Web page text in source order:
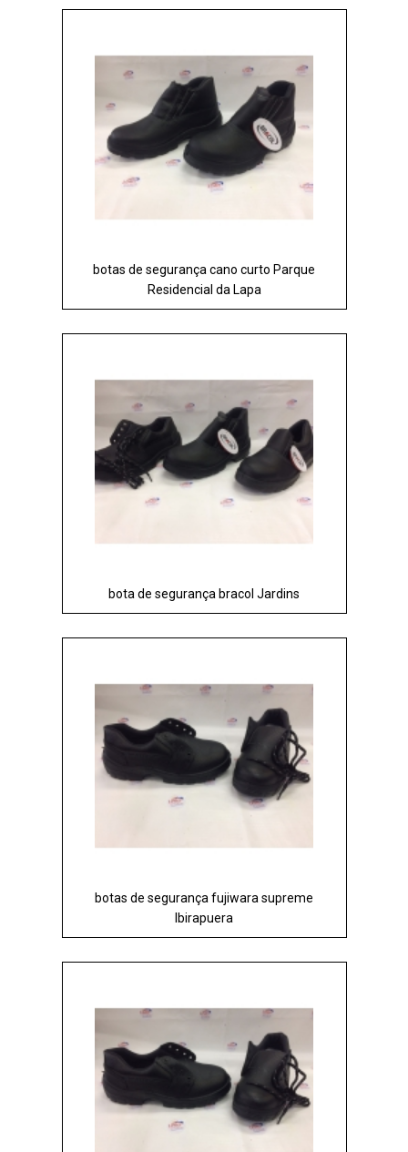
botas de segurança cano curto Parque
Residencial da Lapa
bota de segurança bracol Jardins
botas de segurança fujiwara supreme
Ibirapuera